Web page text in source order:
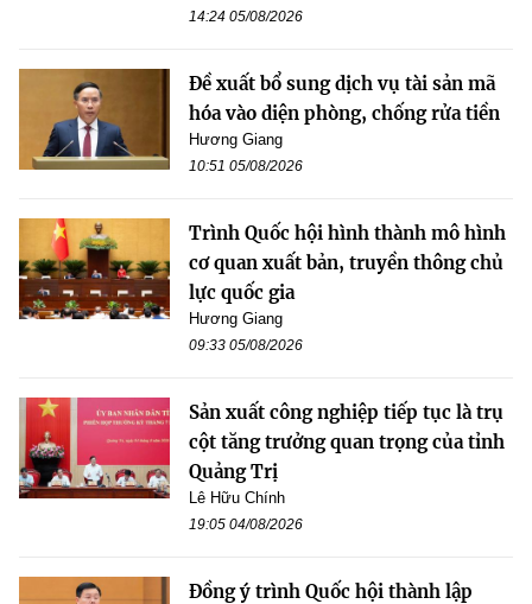
14:24 05/08/2026
Đề xuất bổ sung dịch vụ tài sản mã
hóa vào diện phòng, chống rửa tiền
Hương Giang
10:51 05/08/2026
Trình Quốc hội hình thành mô hình
cơ quan xuất bản, truyền thông chủ
lực quốc gia
Hương Giang
09:33 05/08/2026
Sản xuất công nghiệp tiếp tục là trụ
cột tăng trưởng quan trọng của tỉnh
Quảng Trị
Lê Hữu Chính
19:05 04/08/2026
Đồng ý trình Quốc hội thành lập